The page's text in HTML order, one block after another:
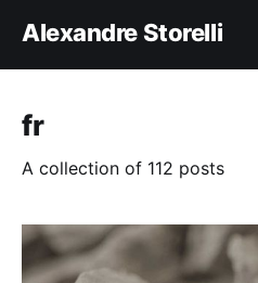
Alexandre Storelli
fr
A collection of 112 posts